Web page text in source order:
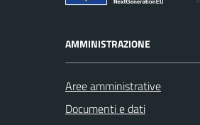
AMMINISTRAZIONE
Aree amministrative
Documenti e dati